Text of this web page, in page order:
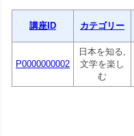
講座ID カテゴリー
P0000000002
日本を知る,
文学を楽し
む